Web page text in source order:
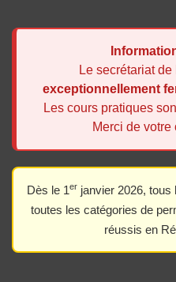
Le secrétariat
exceptionnellement
Les cours pratiques
Merci de
Dès le 1er janvier 2026,
toutes les catégories de
réussis en